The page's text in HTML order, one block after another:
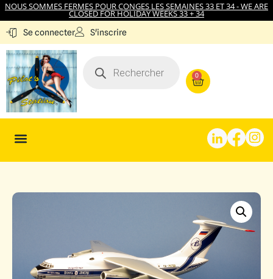
NOUS SOMMES FERMES POUR CONGES LES SEMAINES 33 ET 34 - WE ARE
CLOSED FOR HOLIDAY WEEKS 33 + 34
Se connecter S'inscrire
0